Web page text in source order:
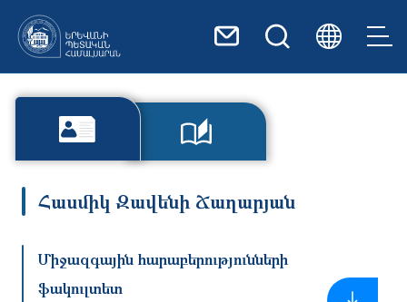
Հասմիկ Զավենի Ճաղարյան
Միջազգային հարաբերությունների
ֆակուլտետ